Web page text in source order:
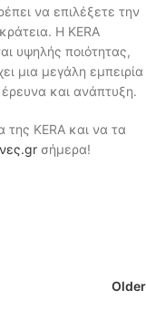
να επιλέξετε την
Η KERA
υψηλής ποιότητας,
μια μεγάλη εμπειρία
και ανάπτυξη.
της KERA και να τα
σήμερα!
Older